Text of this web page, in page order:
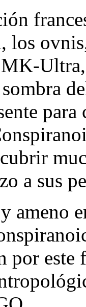
a sus
ameno
por este